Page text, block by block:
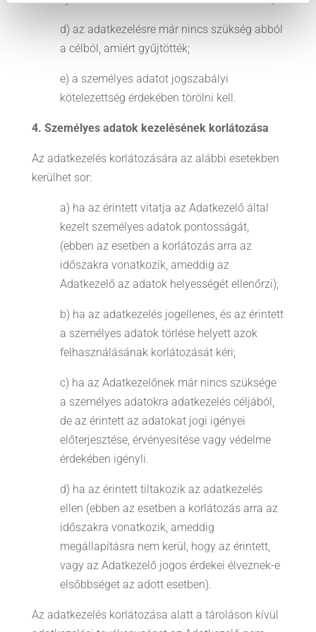
d) az adatkezelésre már nincs szükség abból
a célból, amiért gyűjtötték;
e) a személyes adatot jogszabályi
kötelezettség érdekében törölni kell.
4. Személyes adatok kezelésének korlátozása
Az adatkezelés korlátozására az alábbi esetekben
kerülhet sor:
a) ha az érintett vitatja az Adatkezelő által
kezelt személyes adatok pontosságát,
(ebben az esetben a korlátozás arra az
időszakra vonatkozik, ameddig az
Adatkezelő az adatok helyességét ellenőrzi);
b) ha az adatkezelés jogellenes, és az érintett
a személyes adatok törlése helyett azok
felhasználásának korlátozását kéri;
c) ha az Adatkezelőnek már nincs szüksége
a személyes adatokra adatkezelés céljából,
de az érintett az adatokat jogi igényei
előterjesztése, érvényesítése vagy védelme
érdekében igényli.
d) ha az érintett tiltakozik az adatkezelés
ellen (ebben az esetben a korlátozás arra az
időszakra vonatkozik, ameddig
megállapításra nem kerül, hogy az érintett,
vagy az Adatkezelő jogos érdekei élveznek-e
elsőbbséget az adott esetben).
Az adatkezelés korlátozása alatt a tároláson kívül